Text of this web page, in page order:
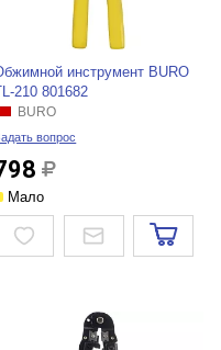
инструмент BURO
210 801682
BURO
вопрос
Мало